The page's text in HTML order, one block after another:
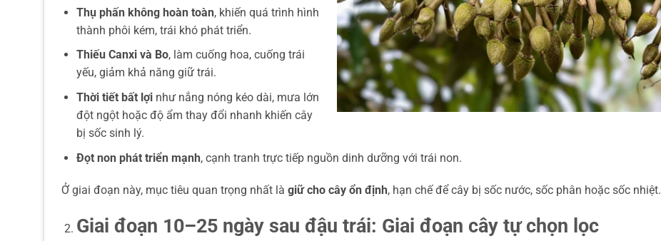
Thụ phấn không hoàn toàn, khiến quá trình hình
thành phôi kém, trái khó phát triển.
Thiếu Canxi và Bo, làm cuống hoa, cuống trái
yếu, giảm khả năng giữ trái.
Thời tiết bất lợinhư nắng nóng kéo dài, mưa lớn
đột ngột hoặc độ ẩm thay đổi nhanh khiến cây
bị sốc sinh lý.
Đọt non phát triển mạnh, cạnh tranh trực tiếp nguồn dinh dưỡng với trái non.
Ở giai đoạn này, mục tiêu quan trọng nhất là giữ cho cây ổn định, hạn chế để cây bị sốc nước, sốc phân hoặc sốc nhiệt.
Giai đoạn 10–25 ngày sau đậu trái: Giai đoạn cây tự chọn lọc